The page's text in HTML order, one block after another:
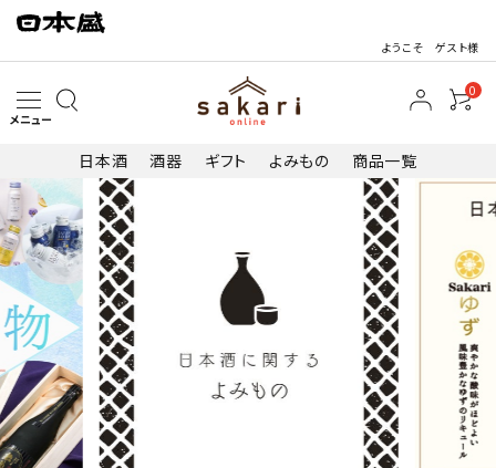
ようこそ ゲスト様
メニュー
0
日本酒 酒器 ギフト よみもの 商品一覧
日本酒
その他お酒